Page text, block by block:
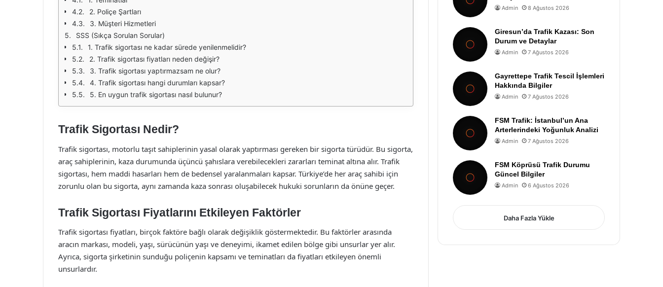
2. Poliçe Şartları
3. Müşteri Hizmetleri
SSS (Sıkça Sorulan Sorular)
1. Trafik sigortası ne kadar sürede yenilenmelidir?
2. Trafik sigortası fiyatları neden değişir?
3. Trafik sigortası yaptırmazsam ne olur?
4. Trafik sigortası hangi durumları kapsar?
5. En uygun trafik sigortası nasıl bulunur?
Trafik Sigortası Nedir?
Trafik sigortası, motorlu taşıt sahiplerinin yasal olarak yaptırması gereken bir sigorta türüdür. Bu sigorta,
araç sahiplerinin, kaza durumunda üçüncü şahıslara verebilecekleri zararları teminat altına alır. Trafik
sigortası, hem maddi hasarları hem de bedensel yaralanmaları kapsar. Türkiye’de her araç sahibi için
zorunlu olan bu sigorta, aynı zamanda kaza sonrası oluşabilecek hukuki sorunların da önüne geçer.
Trafik Sigortası Fiyatlarını Etkileyen Faktörler
Trafik sigortası fiyatları, birçok faktöre bağlı olarak değişiklik göstermektedir. Bu faktörler arasında
aracın markası, modeli, yaşı, sürücünün yaşı ve deneyimi, ikamet edilen bölge gibi unsurlar yer alır.
Ayrıca, sigorta şirketinin sunduğu poliçenin kapsamı ve teminatları da fiyatları etkileyen önemli
unsurlardır.
Admin 8 Ağustos 2026
Giresun’da Trafik Kazası: Son
Durum ve Detaylar
Admin 7 Ağustos 2026
Gayrettepe Trafik Tescil İşlemleri
Hakkında Bilgiler
Admin 7 Ağustos 2026
FSM Trafik: İstanbul’un Ana
Arterlerindeki Yoğunluk Analizi
Admin 7 Ağustos 2026
FSM Köprüsü Trafik Durumu
Güncel Bilgiler
Admin 6 Ağustos 2026
Daha Fazla Yükle